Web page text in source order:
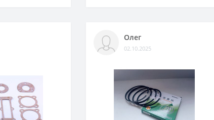
Олег
02.10.2025